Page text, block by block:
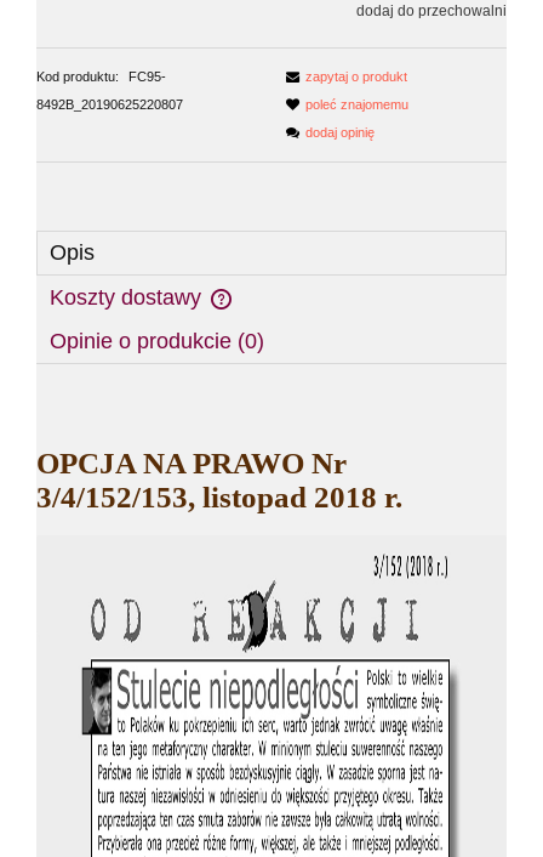
dodaj do przechowalni
Kod produktu:
FC95-
8492B_20190625220807
zapytaj o produkt
poleć znajomemu
dodaj opinię
Opis
Koszty dostawy
Opinie o produkcie (0)
OPCJA NA PRAWO Nr
3/4/152/153, listopad 2018 r.